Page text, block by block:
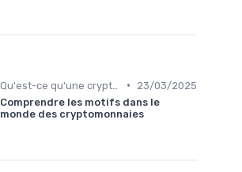
•
23/03/2025
Comprendre les motifs dans le
monde des cryptomonnaies